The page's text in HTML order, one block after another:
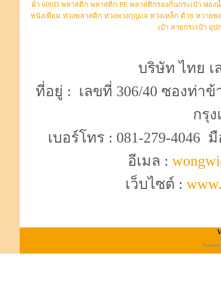
ผ้า 600D พลาสติก พลาสติก PE พลาสติกรองก้นกระเป๋า ฟอง
หนังเทียม ห่วงพลาสติก ห่วงพวงกุญแจ ห่วงเหล็ก ด้าย หวายพ
เป๋า สายกระเป๋า อุป
บริษัท ไทย เ
ที่อยู่ : เลขที่ 306/40 ซองท่า
กรุง
เบอร์โทร : 081-279-4046
อีเมล :
เว็บไซต์ :